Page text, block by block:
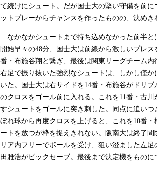
て続けにシュート。だが国士大の堅い守備を前
ットプレーからチャンスを作ったものの、決めき
なかなかシュートまで持ち込めなかった前半と
開始早々の48分、国士大は前線から激しいプレ
番・布施谷翔と繋ぎ、最後は関東リーグチーム内
右足で振り抜いた強烈なシュートは、しかし僅
いた。国士大は右サイドを14番・布施谷がドリ
のクロスをゴール前に入れる。これを11番・古
すシュートをゴールに突き刺した。同点に追い
ぼれ球から再度クロスを上げると、これを10番
ートを放つが枠を捉えきれない。阪南大は終了
リア内フリーでボールを受け、狙い澄ました左
田雅浩がビックセーブ。最後まで決定機をものに